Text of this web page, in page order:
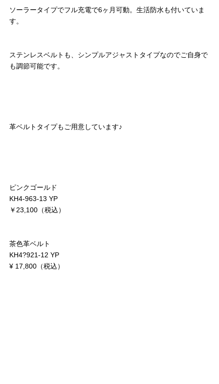
ソーラータイプでフル充電で6ヶ月可動。生活防水も付いていま
す。
ステンレスベルトも、シンプルアジャストタイプなのでご自身で
も調節可能です。
革ベルトタイプもご用意しています♪
ピンクゴールド
KH4-963-13 YP
￥23,100（税込）
茶色革ベルト
KH4?921-12 YP
¥ 17,800（税込）